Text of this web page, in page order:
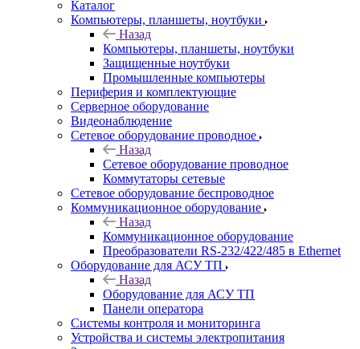
Каталог
Компьютеры, планшеты, ноутбуки
Назад
Компьютеры, планшеты, ноутбуки
Защищенные ноутбуки
Промышленные компьютеры
Периферия и комплектующие
Серверное оборудование
Видеонаблюдение
Сетевое оборудование проводное
Назад
Сетевое оборудование проводное
Коммутаторы сетевые
Сетевое оборудование беспроводное
Коммуникационное оборудование
Назад
Коммуникационное оборудование
Преобразователи RS-232/422/485 в Ethernet
Оборудование для АСУ ТП
Назад
Оборудование для АСУ ТП
Панели оператора
Системы контроля и мониторинга
Устройства и системы электропитания